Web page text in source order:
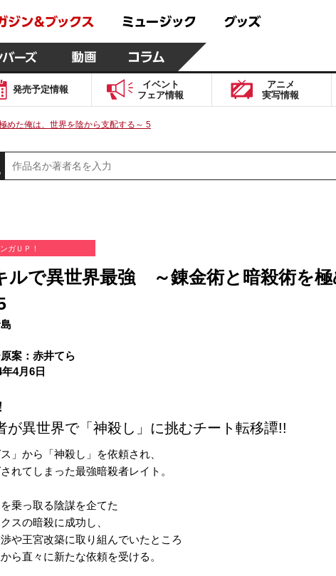
発売予定情報
イベント
フェア情報
アニメ
実写情報
た俺は、世界を陰から支配する～ 5
ガＵＰ！
ルで異世界最強 ～錬金術と暗殺術を
案：赤井てら
4月6日
が異世界で「神殺し」に挑むチート転移譚!!
」から「神殺し」を依頼され、
れてしまった最強暗殺者レイト。
乗っ取る陰謀を企てた
スの暗殺に成功し、
や王宮改築に取り組んでいたところ
ら直々に新たな依頼を受ける。